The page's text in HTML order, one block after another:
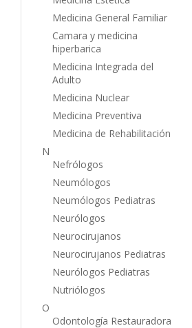
Medicina General Familiar
Camara y medicina
hiperbarica
Medicina Integrada del
Adulto
Medicina Nuclear
Medicina Preventiva
Medicina de Rehabilitación
N
Nefrólogos
Neumólogos
Neumólogos Pediatras
Neurólogos
Neurocirujanos
Neurocirujanos Pediatras
Neurólogos Pediatras
Nutriólogos
O
Odontología Restauradora